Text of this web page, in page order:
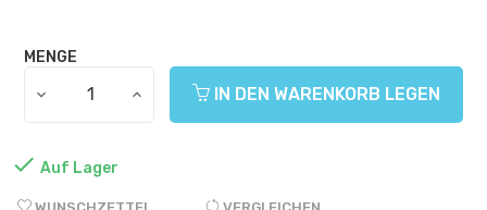
MENGE
IN DEN WARENKORB LEGEN
 Auf Lager